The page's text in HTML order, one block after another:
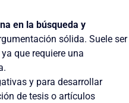
en la búsqueda y
sólida. Suele ser
que requiere una
y para desarrollar
de tesis o artículos